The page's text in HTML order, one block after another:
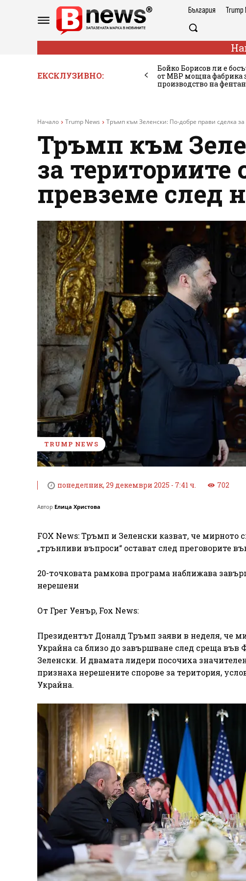
България Trump
ЕКСКЛУЗИВНО:
Бойко Борисов ли е
от МВР мощна фабрика
производство на
Начало Trump News Тръмп към Зеленски: По-добре прави сделка
Тръмп към
за
превземе след
TRUMP NEWS
понеделник, 29 декември 2025 - 7:41 ч. 702
Автор Елица Христова
FOX News: Тръмп и Зеленски казват, че мирното
„трънливи въпроси“ остават след преговорите
20-точковата рамкова програма наближава
нерешени
От Грег Уенър, Fox News:
Президентът Доналд Тръмп заяви в неделя, че
Украйна са близо до завършване след среща
Зеленски. И двамата лидери посочиха
признаха нерешените спорове за територия,
Украйна.